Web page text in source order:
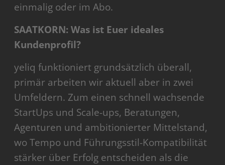
einmalig oder im Abo.
SAATKORN: Was ist Euer ideales
Kundenprofil?
yeliq funktioniert grundsätzlich überall,
primär arbeiten wir aktuell aber in zwei
Umfeldern. Zum einen schnell wachsende
StartUps und Scale-ups, Beratungen,
Agenturen und ambitionierter Mittelstand,
wo Tempo und Führungsstil-Kompatibilität
stärker über Erfolg entscheiden als die